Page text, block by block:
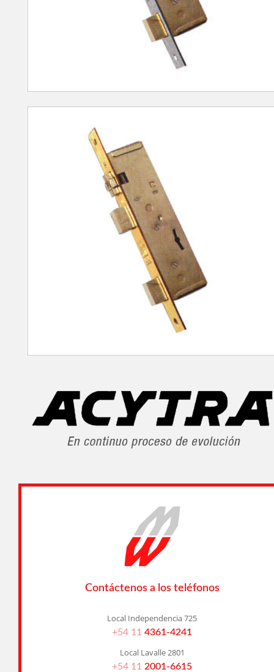
Contáctenos a los teléfonos
Local Independencia 725
+54 11 4361-4241
Local Lavalle 2801
+54 11 2001-6615